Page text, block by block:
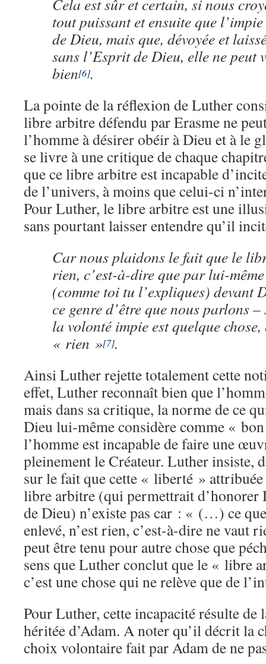
Cela est sûr et certain, si nous
tout puissant et ensuite que
de Dieu, mais que, dévoyée et
sans l’Esprit de Dieu, elle ne peut
bien[6].
La pointe de la réflexion de Luther
libre arbitre défendu par Erasme ne
l’homme à désirer obéir à Dieu et à le
se livre à une critique de chaque
que ce libre arbitre est incapable
de l’univers, à moins que celui-ci
Pour Luther, le libre arbitre est une
sans pourtant laisser entendre qu’il
Car nous plaidons le fait que le
rien, c’est-à-dire que par lui-
(comme toi tu l’expliques) devant
ce genre d’être que nous parlons
la volonté impie est quelque
« rien »[7].
Ainsi Luther rejette totalement cette
effet, Luther reconnaît bien que
mais dans sa critique, la norme de ce
Dieu lui-même considère comme «
l’homme est incapable de faire une
pleinement le Créateur. Luther insiste,
sur le fait que cette « liberté »
libre arbitre (qui permettrait d’honorer
de Dieu) n’existe pas car : « (…) ce
enlevé, n’est rien, c’est-à-dire ne vaut
peut être tenu pour autre chose que
sens que Luther conclut que le « libre
c’est une chose qui ne relève que de
Pour Luther, cette incapacité résulte de
héritée d’Adam. A noter qu’il décrit la
choix volontaire fait par Adam de ne